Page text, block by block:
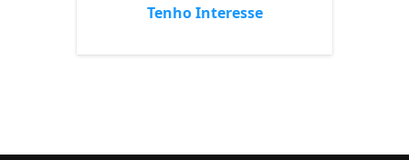
Tenho Interesse